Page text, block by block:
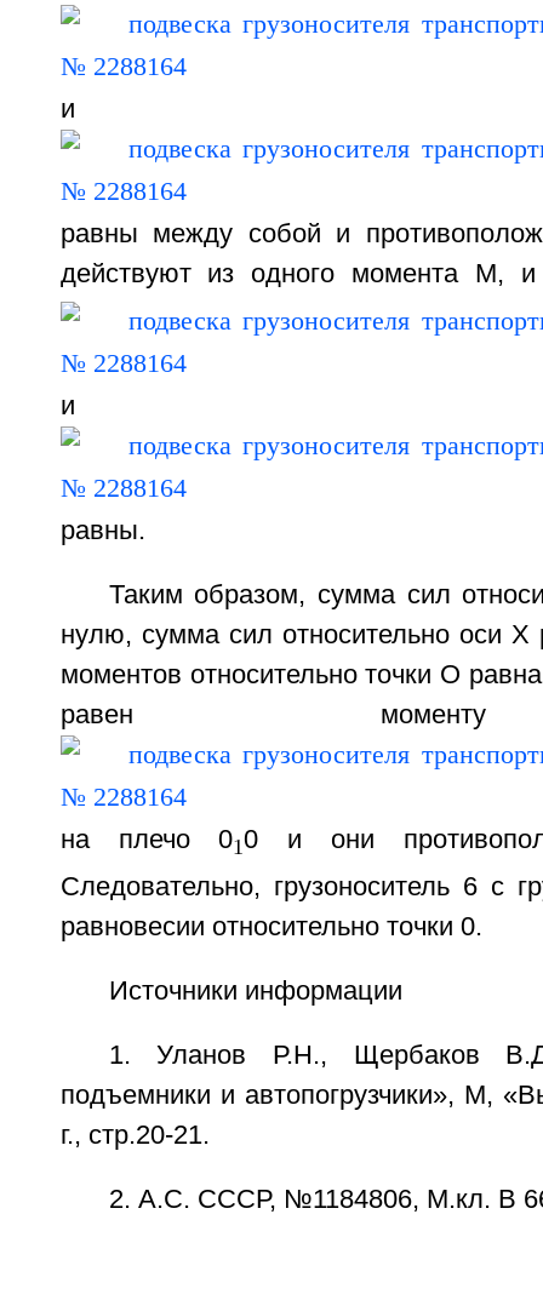
и
равны между собой и
действуют из одного момента М,
и
равны.
Таким образом, сумма сил
нулю, сумма сил относительно оси
моментов относительно точки О
равен
на плечо 010 и они
Следовательно, грузоноситель 6 с
равновесии относительно точки 0.
Источники информации
1. Уланов Р.Н., Щербаков
подъемники и автопогрузчики», М,
г., стр.20-21.
2. А.С. СССР, №1184806, М.кл. B